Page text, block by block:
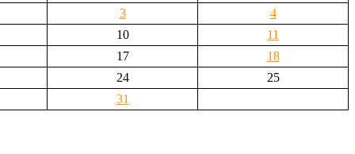
3
4
10
11
17
18
24
25
31